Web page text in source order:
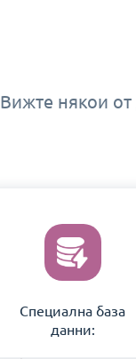
Вижте някои от
Специална база
данни: